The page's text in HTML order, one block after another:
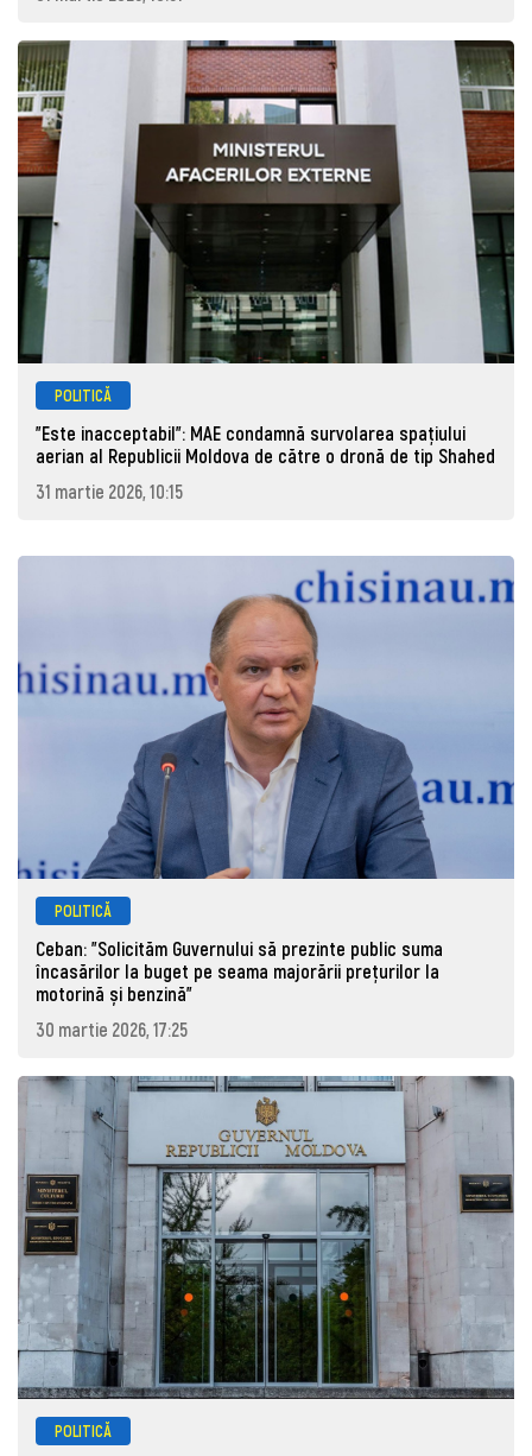
POLITICĂ
"Este inacceptabil": MAE condamnă survolarea spațiului
aerian al Republicii Moldova de către o dronă de tip Shahed
31 martie 2026, 10:15
POLITICĂ
Ceban: "Solicităm Guvernului să prezinte public suma
încasărilor la buget pe seama majorării prețurilor la
motorină și benzină"
30 martie 2026, 17:25
POLITICĂ